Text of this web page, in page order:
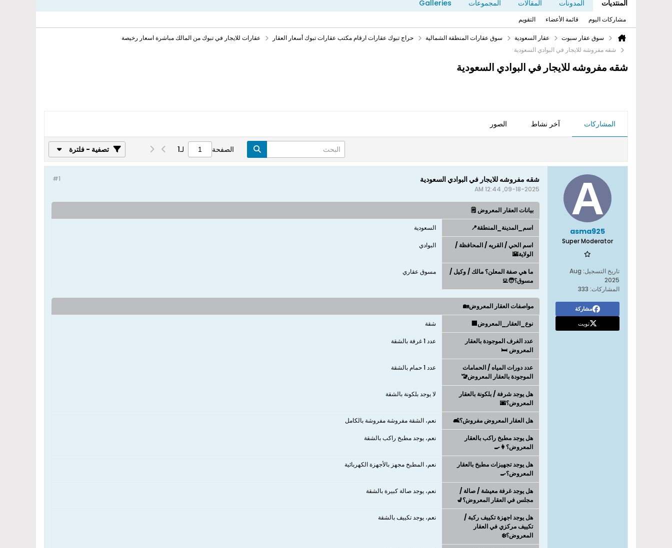
المنتديات المدونات المقالات المجموعات Galleries
مشاركات اليوم قائمة الأعضاء التقويم
سوق عقار سبوت عقار السعودية سوق عقارات المنطقة الشمالية حراج تبوك عقارات ارقام مكتب عقارات تبوك أسعار العقار
عقارات للايجار في تبوك من المالك مباشرة اسعار رخيصة
شقه مفروشه للايجار في البوادي السعودية
شقه مفروشه للايجار في البوادي السعودية
المشاركات آخر نشاط الصور
الصفحة لـ1 تصفية - فلترة
asma925
Super Moderator
تاريخ التسجيل: Aug
2025
المشاركات: 333
مشاركة
تويت
#1 شقه مفروشه للايجار في البوادي السعودية
09-18-2025, 12:44 AM
بيانات العقار المعروض 🗒️
اسم_المدينة_المنطقة📍 السعودية
اسم الحي / القريه / المحافظة /
الولاية🌇
البوادي
ما هي صفة المعلن؟ مالك / وكيل /
مسوق؟🧑‍💻
مسوق عقاري
مواصفات العقار المعروض🏡
نوع_العقار_المعروض🏢 شقة
عدد الغرف الموجودة بالعقار
المعروض 🛏️
عدد 1 غرفة بالشقة
عدد دورات المياه / الحمامات
الموجودة بالعقار المعروض🚾
عدد 1 حمام بالشقة
هل يوجد شرفة / بلكونة بالعقار
المعروض؟🌆
لا يوجد بلكونة بالشقة
هل العقار المعروض مفروش؟🛋️ نعم، الشقة مفروشة مفروشة بالكامل
هل يوجد مطبخ راكب بالعقار
المعروض؟👩‍🍳
نعم، يوجد مطبخ راكب بالشقة
هل يوجد تجهيزات مطبخ بالعقار
المعروض؟🍳
نعم، المطبخ مجهز بالأجهزة الكهربائية
هل يوجد غرفة معيشة / صالة /
مجلس في العقار المعروض؟💺
نعم، يوجد صالة كبيرة بالشقة
هل يوجد اجهزة تكييف ركبة /
تكييف مركزي في العقار
المعروض؟❄️
نعم، يوجد تكييف بالشقة